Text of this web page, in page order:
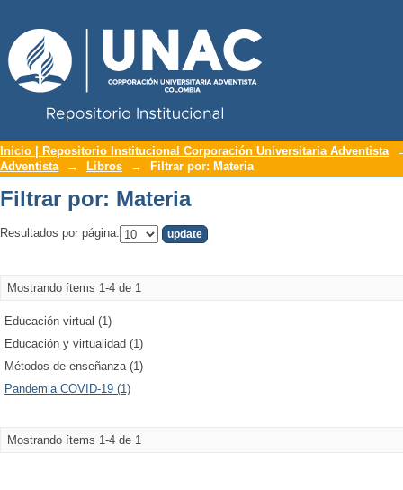
Filtrar por: Materia
Inicio | Repositorio Institucional Corporación Universitaria Adventista
Adventista
→ Libros → Filtrar por: Materia
Filtrar por: Materia
Resultados por página:
Mostrando ítems 1-4 de 1
Educación virtual (1)
Educación y virtualidad (1)
Métodos de enseñanza (1)
Pandemia COVID-19 (1)
Mostrando ítems 1-4 de 1